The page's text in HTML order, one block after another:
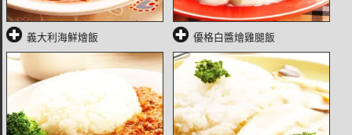
義大利海鮮燴飯 優格白醬燴雞腿飯